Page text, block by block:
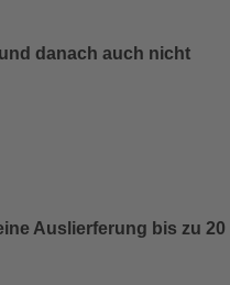
danach auch nicht
Auslierferung bis zu 20